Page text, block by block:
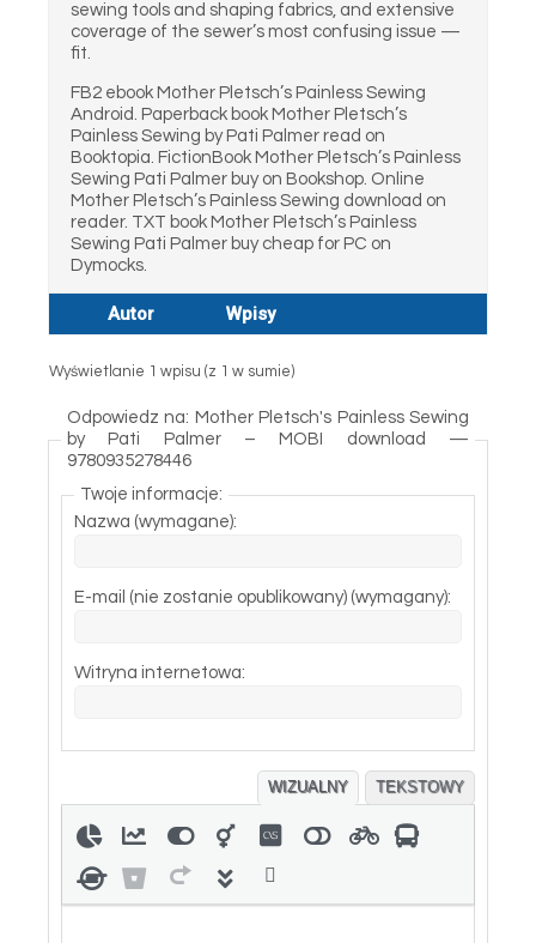
sewing tools and shaping fabrics, and extensive
coverage of the sewer’s most confusing issue —
fit.
FB2 ebook Mother Pletsch’s Painless Sewing
Android. Paperback book Mother Pletsch’s
Painless Sewing by Pati Palmer read on
Booktopia. FictionBook Mother Pletsch’s Painless
Sewing Pati Palmer buy on Bookshop. Online
Mother Pletsch’s Painless Sewing download on
reader. TXT book Mother Pletsch’s Painless
Sewing Pati Palmer buy cheap for PC on
Dymocks.
Autor Wpisy
Wyświetlanie 1 wpisu (z 1 w sumie)
Odpowiedz na: Mother Pletsch's Painless Sewing
by Pati Palmer – MOBI download —
9780935278446
Twoje informacje:
Nazwa (wymagane):
E-mail (nie zostanie opublikowany) (wymagany):
Witryna internetowa:
WIZUALNY TEKSTOWY